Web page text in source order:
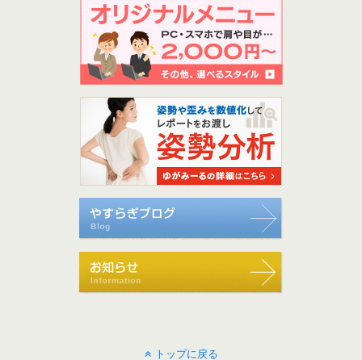
トップに戻る